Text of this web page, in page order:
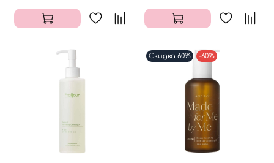
Скидка 60% -60%